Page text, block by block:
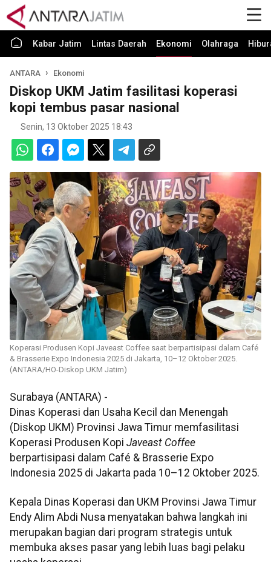
Kabar Jatim Lintas Daerah Ekonomi Olahraga
ANTARA Ekonomi
Diskop UKM Jatim fasilitasi koperasi
kopi tembus pasar nasional
Senin, 13 Oktober 2025 18:43
Koperasi Produsen Kopi Javeast Coffee saat berpartisipasi dalam Café
& Brasserie Expo Indonesia 2025 di Jakarta, 10–12 Oktober 2025.
(ANTARA/HO-Diskop UKM Jatim)
Surabaya (ANTARA) -
Dinas Koperasi dan Usaha Kecil dan Menengah
(Diskop UKM) Provinsi Jawa Timur memfasilitasi
Koperasi Produsen Kopi Javeast Coffee
berpartisipasi dalam Café & Brasserie Expo
Indonesia 2025 di Jakarta pada 10–12 Oktober 2025.
Kepala Dinas Koperasi dan UKM Provinsi Jawa Timur
Endy Alim Abdi Nusa menyatakan bahwa langkah ini
merupakan bagian dari program strategis untuk
membuka akses pasar yang lebih luas bagi pelaku